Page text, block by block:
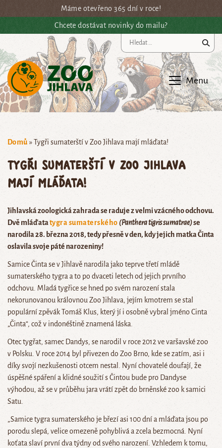
Přejít na hlavní obsahMáme otevřeno 365 dní v roce!
Chcete dostávat novinky do mailu?
Menu
Domů »Tygři sumaterští v Zoo Jihlava mají mláďata!
Tygři sumaterští v Zoo Jihlava
mají mláďata!
Jihlavská zoologická zahrada se raduje z velmi vzácného odchovu.
Dvě mláďatatygra sumaterského (Panthera tigris sumatrae)se
narodila 28. března 2018, tedy přesně v den, kdy jejich matka Činta
oslavila svoje páté narozeniny!
Samice Činta se v Jihlavě narodila jako teprve třetí mládě
sumaterského tygra a to po dvaceti letech od jejich prvního
odchovu. Mladá tygřice se hned po svém narození stala
nekorunovanou královnou Zoo Jihlava, jejím kmotrem se stal
populární zpěvák Tomáš Klus, který jí i osobně vybral jméno Cinta
„Činta“, což v indonéštině znamená láska.
Otec tygřat, samec Dandys, se narodil v roce 2012 ve varšavské zoo
v Polsku. V roce 2014 byl přivezen do Zoo Brno, kde se zatím, asi i
díky svojí nezkušenosti otcem nestal. Nyní chovatelé doufají, že
úspěšné spáření a klidné soužití s Čintou bude pro Dandyse
výhodou, až se v průběhu jara vrátí zpět do brněnské zoo k samici
Satu.
„Samice tygra sumaterského je březí asi 100 dní a mláďata jsou po
porodu slepá, velice omezeně pohyblivá a zcela bezmocná. Nyní
koťata slaví první dva týdny od svého narození. Vzhledem k tomu,